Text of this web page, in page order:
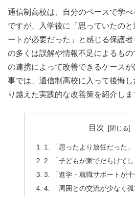
通信制高校は、自分のペースで学
ですが、入学後に「思っていたの
ートが必要だった」と感じる保護
の多くは誤解や情報不足によるも
の連携によって改善できるケース
事では、通信制高校に入って後悔
り越えた実践的な改善策を紹介しま
目次
1. 「思ったより放任だった」
2. 「子どもが家でだらけてし
3. 「進学・就職サポートが十
4. 「周囲との交流が少なく孤